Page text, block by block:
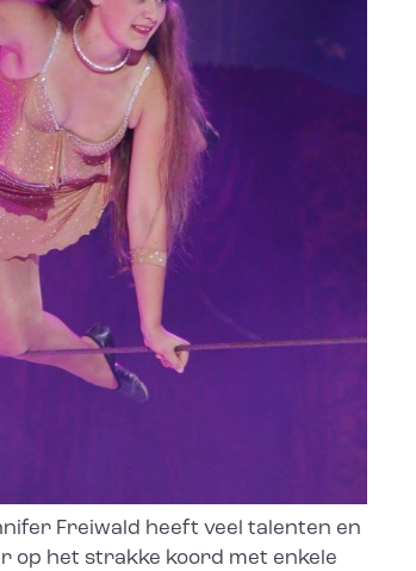
Freiwald heeft veel talenten en
op het strakke koord met enkele